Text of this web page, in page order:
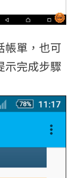
帳單，也可
示完成步驟